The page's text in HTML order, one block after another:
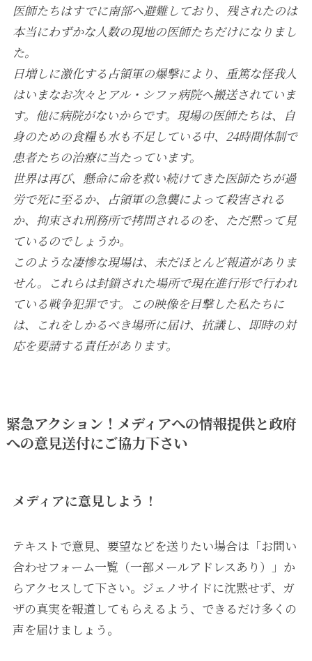
医師たちはすでに南部へ避難しており、残されたのは
本当にわずかな人数の現地の医師たちだけになりまし
た。
日増しに激化する占領軍の爆撃により、重篤な怪我人
はいまなお次々とアル・シファ病院へ搬送されていま
す。他に病院がないからです。現場の医師たちは、自
身のための食糧も水も不足している中、24時間体制で
患者たちの治療に当たっています。
世界は再び、懸命に命を救い続けてきた医師たちが過
労で死に至るか、占領軍の急襲によって殺害される
か、拘束され刑務所で拷問されるのを、ただ黙って見
ているのでしょうか。
このような凄惨な現場は、未だほとんど報道がありま
せん。これらは封鎖された場所で現在進行形で行われ
ている戦争犯罪です。この映像を目撃した私たちに
は、これをしかるべき場所に届け、抗議し、即時の対
応を要請する責任があります。
緊急アクション！メディアへの情報提供と政府
への意見送付にご協力下さい
メディアに意見しよう！
テキストで意見、要望などを送りたい場合は「お問い
合わせフォーム一覧（一部メールアドレスあり）」か
らアクセスして下さい。ジェノサイドに沈黙せず、ガ
ザの真実を報道してもらえるよう、できるだけ多くの
声を届けましょう。